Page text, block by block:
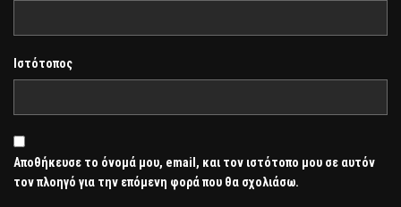
Ιστότοπος
Αποθήκευσε το όνομά μου, email, και τον ιστότοπο μου σε αυτόν
τον πλοηγό για την επόμενη φορά που θα σχολιάσω.